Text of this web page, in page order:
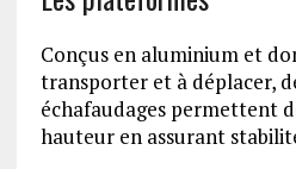
Conçus en aluminium et
transporter et à déplacer,
échafaudages permettent
hauteur en assurant